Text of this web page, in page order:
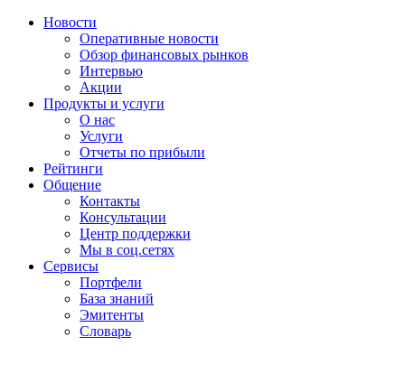
Новости
Оперативные новости
Обзор финансовых рынков
Интервью
Акции
Продукты и услуги
О нас
Услуги
Отчеты по прибыли
Рейтинги
Общение
Контакты
Консультации
Центр поддержки
Мы в соц.сетях
Сервисы
Портфели
База знаний
Эмитенты
Словарь